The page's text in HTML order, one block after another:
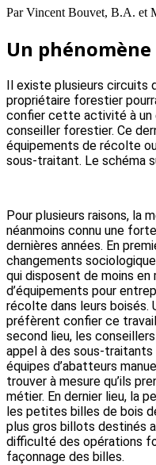
Par Vincent Bouvet, B.A. et
Un
Il existe plusieurs circuits
propriétaire forestier
confier cette activité à un
conseiller forestier. Ce
équipements de récolte
sous-traitant. Le schéma
Pour plusieurs raisons, la
néanmoins connu une
dernières années. En
changements
qui disposent de moins en
d’équipements pour
récolte dans leurs boisés.
préfèrent confier ce
second lieu, les
appel à des sous-
équipes d’abatteurs
trouver à mesure qu’ils
métier. En dernier lieu, la
les petites billes de bois
plus gros billots destinés
difficulté des opérations
façonnage des billes.